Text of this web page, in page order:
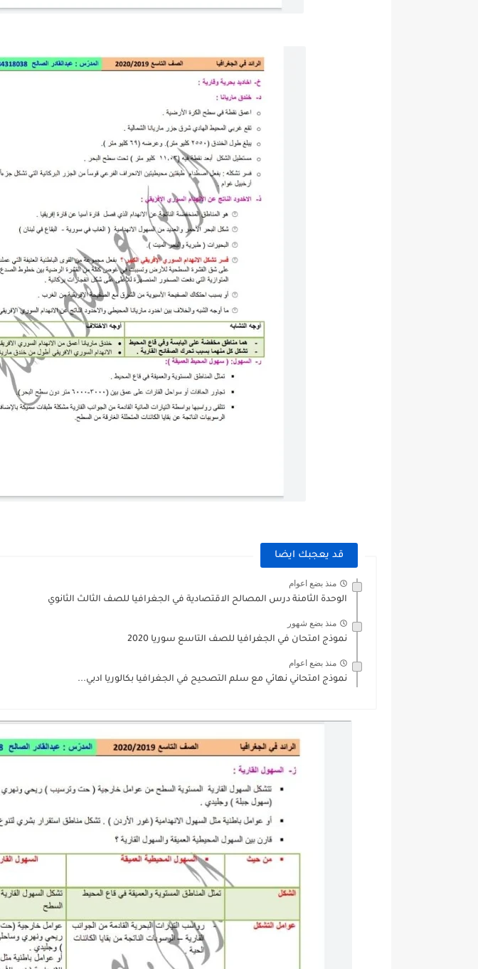
قد يعجبك ايضا
منذ بضع اعوام
الوحدة الثامنة درس المصالح الاقتصادية في الجغرافيا للصف الثالث الثانوي
منذ بضع شهور
نموذج امتحان في الجغرافيا للصف التاسع سوريا 2020
منذ بضع اعوام
نموذج امتحاني نهائي مع سلم التصحيح في الجغرافيا بكالوريا ادبي...